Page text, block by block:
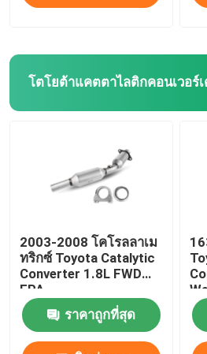
บ้าน
เกี่ยวกับเรา
วิดีโอ
แปลงตัวเร่งปฏิกิริยาทั่วไป
โตโยต้าแคตตาไลติกคอนเวอร์
2003-2008 โคโรลลาเม
ทริกซ์ Toyota Catalytic
Converter 1.8L FWD
EPA
ราคาถูกที่สุด